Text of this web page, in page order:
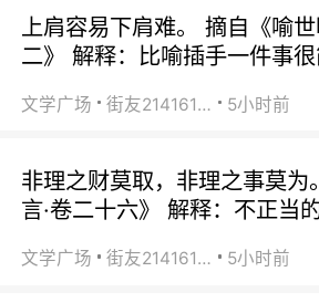
上肩容易下肩难。 摘自《喻
二》 解释：比喻插手一件事很
文学广场 街友21416156 5小时前
非理之财莫取，非理之事莫为
言·卷二十六》 解释：不正当
文学广场 街友21416156 5小时前